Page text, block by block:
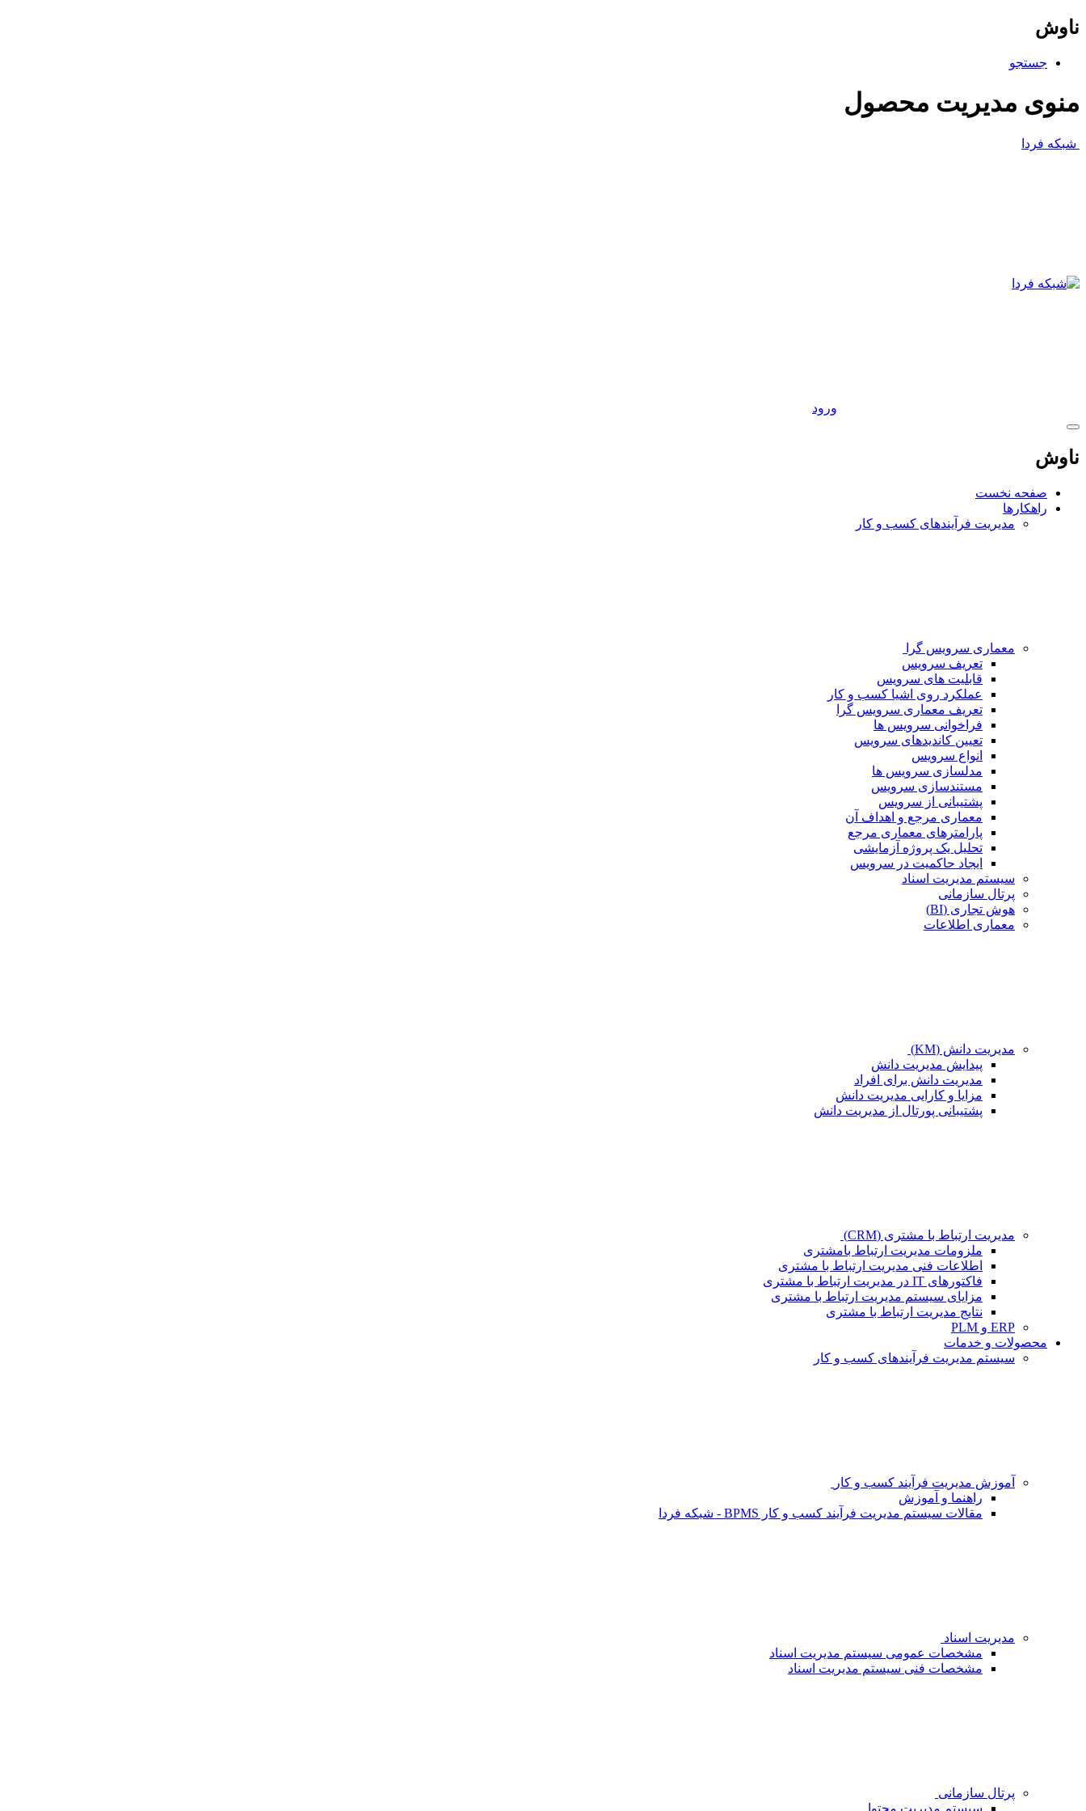
ناوش
جستجو
منوی مدیریت محصول
شبکه فردا
ورود
ناوش
صفحه نخست
راهکارها
مدیریت فرآیندهای کسب و کار
معماری سرویس گرا
تعریف سرویس
قابلیت های سرویس
عملکرد روی اشیا کسب و کار
تعریف معماری سرویس گرا
فراخوانی سرویس ها
تعیین کاندیدهای سرویس
انواع سرویس
مدلسازی سرویس ها
مستندسازی سرویس
پشتیبانی از سرویس
معماری مرجع و اهداف آن
پارامترهای معماری مرجع
تحلیل یک پروژه آزمایشی
ایجاد حاکمیت در سرویس
سیستم مدیریت اسناد
پرتال سازمانی
هوش تجاری (BI)
معماری اطلاعات
مدیریت دانش (KM)
پیدایش مدیریت دانش
مدیریت دانش برای افراد
مزایا و کارایی مدیریت دانش
پشتیبانی پورتال از مدیریت دانش
مدیریت ارتباط با مشتری (CRM)
ملزومات مدیریت ارتباط بامشتری
اطلاعات فنی مدیریت ارتباط با مشتری
فاکتورهای IT در مدیریت ارتباط با مشتری
مزایای سیستم مدیریت ارتباط با مشتری
نتایج مدیریت ارتباط با مشتری
ERP و PLM
محصولات و خدمات
سیستم مدیریت فرآیندهای کسب و کار
آموزش مدیریت فرآیند کسب و کار
راهنما و آموزش
مقالات سیستم مدیریت فرآیند کسب و کار BPMS - شبکه فردا
مدیریت اسناد
مشخصات عمومی سیستم مدیریت اسناد
مشخصات فنی سیستم مدیریت اسناد
پرتال سازمانی
سیستم مدیریت محتوا